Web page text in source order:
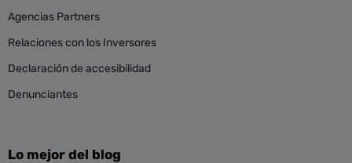
Agencias Partners
Relaciones con los Inversores
Declaración de accesibilidad
Denunciantes
Lo mejor del blog